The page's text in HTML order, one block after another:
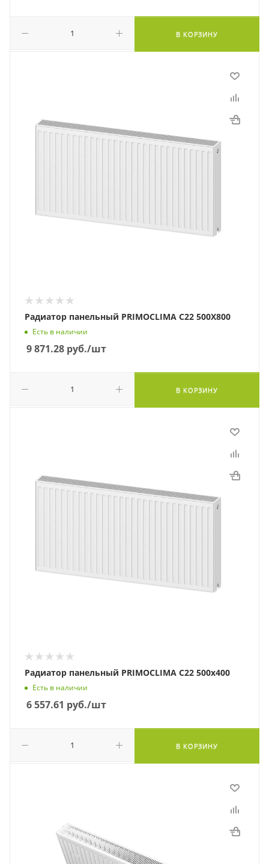
В КОРЗИНУ
Радиатор панельный PRIMOCLIMA C22 500X800
Есть в наличии
9 871.28 руб./шт
В КОРЗИНУ
Радиатор панельный PRIMOCLIMA C22 500х400
Есть в наличии
6 557.61 руб./шт
В КОРЗИНУ